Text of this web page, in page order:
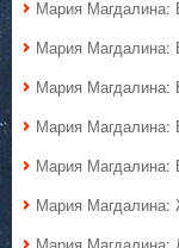
Мария Магдалина:
Мария Магдалина:
Мария Магдалина:
Мария Магдалина:
Мария Магдалина:
Мария Магдалина: